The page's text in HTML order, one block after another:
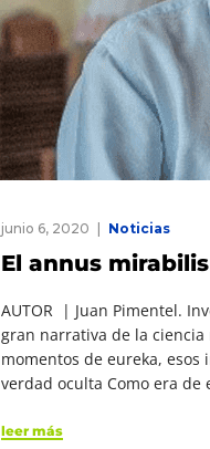
junio 6, 2020 Noticias
El annus
AUTOR | Juan Pimentel.
gran narrativa de la
momentos de eureka,
verdad oculta Como era
leer más